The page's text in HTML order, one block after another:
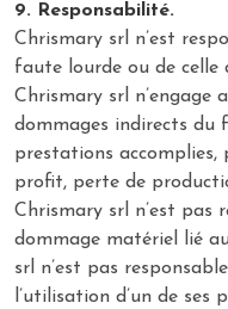
9. Responsabilité.
Chrismary srl n’est
faute lourde ou de celle
Chrismary srl n’engage
dommages indirects du
prestations accomplies,
profit, perte de
Chrismary srl n’est pas
dommage matériel lié
srl n’est pas
l’utilisation d’un de ses